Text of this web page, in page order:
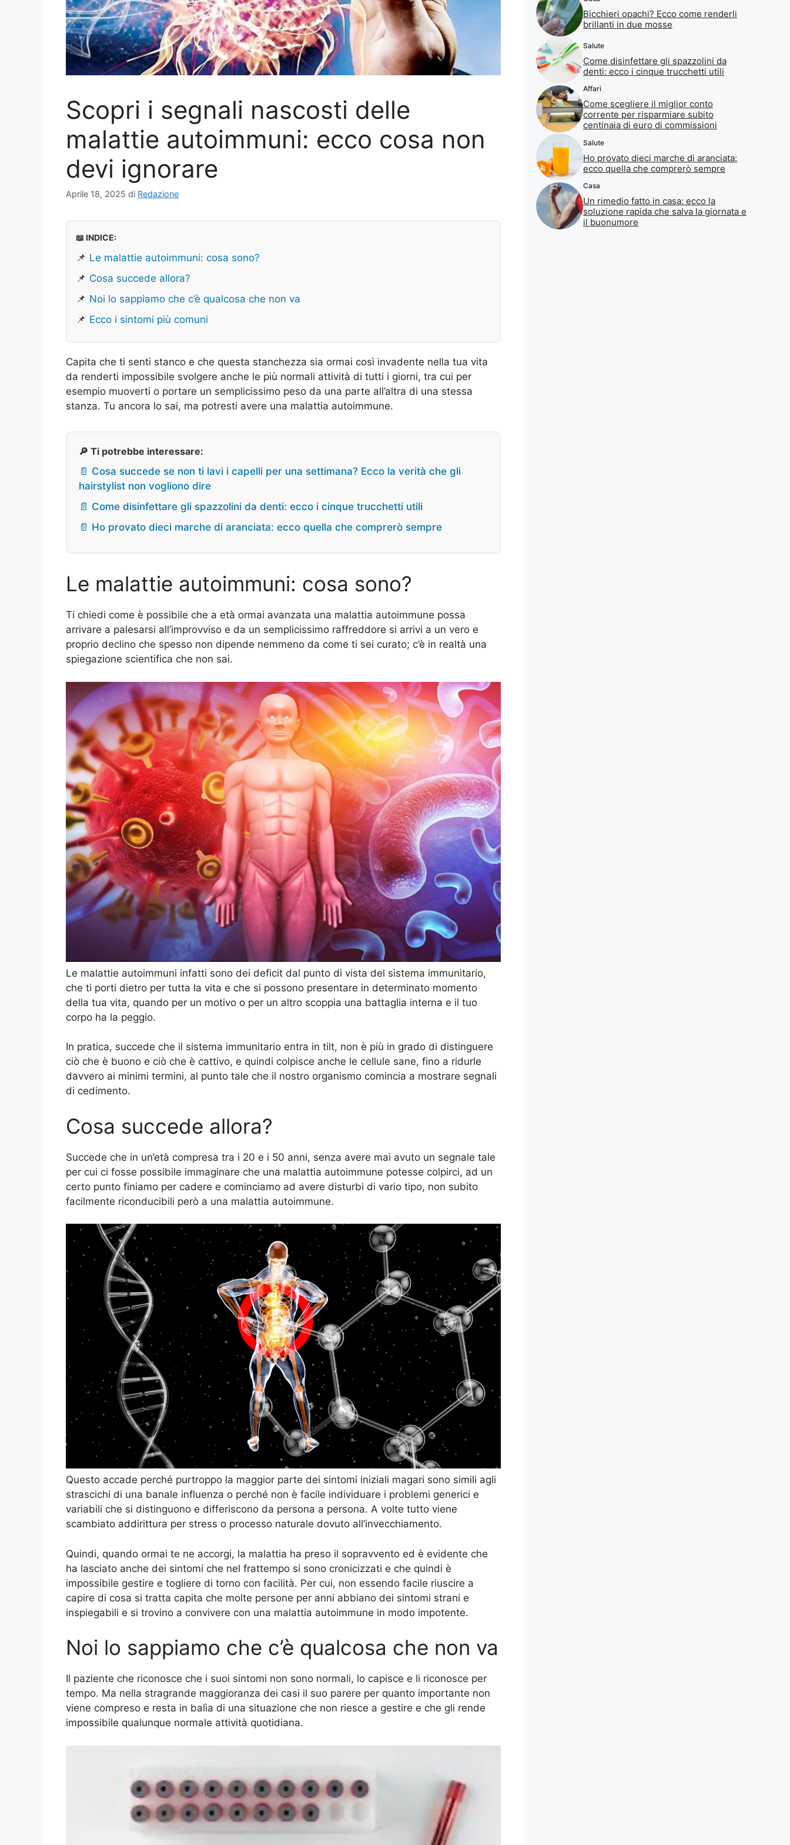
Scopri i segnali nascosti delle
malattie autoimmuni: ecco cosa non
devi ignorare
Aprile 18, 2025 di Redazione
📖 INDICE:
📌 Le malattie autoimmuni: cosa sono?
📌 Cosa succede allora?
📌 Noi lo sappiamo che c’è qualcosa che non va
📌 Ecco i sintomi più comuni
Capita che ti senti stanco e che questa stanchezza sia ormai così invadente nella tua vita
da renderti impossibile svolgere anche le più normali attività di tutti i giorni, tra cui per
esempio muoverti o portare un semplicissimo peso da una parte all’altra di una stessa
stanza. Tu ancora lo sai, ma potresti avere una malattia autoimmune.
🔎 Ti potrebbe interessare:
📄 Cosa succede se non ti lavi i capelli per una settimana? Ecco la verità che gli
hairstylist non vogliono dire
📄 Come disinfettare gli spazzolini da denti: ecco i cinque trucchetti utili
📄 Ho provato dieci marche di aranciata: ecco quella che comprerò sempre
Le malattie autoimmuni: cosa sono?
Ti chiedi come è possibile che a età ormai avanzata una malattia autoimmune possa
arrivare a palesarsi all’improvviso e da un semplicissimo raffreddore si arrivi a un vero e
proprio declino che spesso non dipende nemmeno da come ti sei curato; c’è in realtà una
spiegazione scientifica che non sai.
Le malattie autoimmuni infatti sono dei deficit dal punto di vista del sistema immunitario,
che ti porti dietro per tutta la vita e che si possono presentare in determinato momento
della tua vita, quando per un motivo o per un altro scoppia una battaglia interna e il tuo
corpo ha la peggio.
In pratica, succede che il sistema immunitario entra in tilt, non è più in grado di distinguere
ciò che è buono e ciò che è cattivo, e quindi colpisce anche le cellule sane, fino a ridurle
davvero ai minimi termini, al punto tale che il nostro organismo comincia a mostrare segnali
di cedimento.
Cosa succede allora?
Succede che in un’età compresa tra i 20 e i 50 anni, senza avere mai avuto un segnale tale
per cui ci fosse possibile immaginare che una malattia autoimmune potesse colpirci, ad un
certo punto finiamo per cadere e cominciamo ad avere disturbi di vario tipo, non subito
facilmente riconducibili però a una malattia autoimmune.
Questo accade perché purtroppo la maggior parte dei sintomi iniziali magari sono simili agli
strascichi di una banale influenza o perché non è facile individuare i problemi generici e
variabili che si distinguono e differiscono da persona a persona. A volte tutto viene
scambiato addirittura per stress o processo naturale dovuto all’invecchiamento.
Quindi, quando ormai te ne accorgi, la malattia ha preso il sopravvento ed è evidente che
ha lasciato anche dei sintomi che nel frattempo si sono cronicizzati e che quindi è
impossibile gestire e togliere di torno con facilità. Per cui, non essendo facile riuscire a
capire di cosa si tratta capita che molte persone per anni abbiano dei sintomi strani e
inspiegabili e si trovino a convivere con una malattia autoimmune in modo impotente.
Noi lo sappiamo che c’è qualcosa che non va
Il paziente che riconosce che i suoi sintomi non sono normali, lo capisce e li riconosce per
tempo. Ma nella stragrande maggioranza dei casi il suo parere per quanto importante non
viene compreso e resta in balìa di una situazione che non riesce a gestire e che gli rende
impossibile qualunque normale attività quotidiana.
Bicchieri opachi? Ecco come renderli
brillanti in due mosse
Salute
Come disinfettare gli spazzolini da
denti: ecco i cinque trucchetti utili
Affari
Come scegliere il miglior conto
corrente per risparmiare subito
centinaia di euro di commissioni
Salute
Ho provato dieci marche di aranciata:
ecco quella che comprerò sempre
Casa
Un rimedio fatto in casa: ecco la
soluzione rapida che salva la giornata e
il buonumore